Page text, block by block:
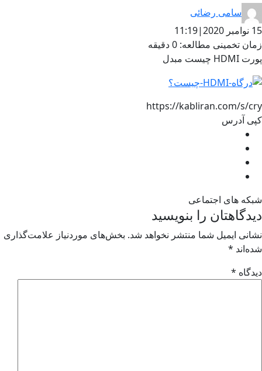
سامی رضائی
15 نوامبر 2020
|
11:19
زمان تخمینی مطالعه: 0 دقیقه
پورت HDMI چیست مبدل
https://kabliran.com/s/cry
کپی آدرس
شبکه های اجتماعی
دیدگاهتان را بنویسید
نشانی ایمیل شما منتشر نخواهد شد. بخش‌های موردنیاز علامت‌گذاری
شده‌اند *
دیدگاه *